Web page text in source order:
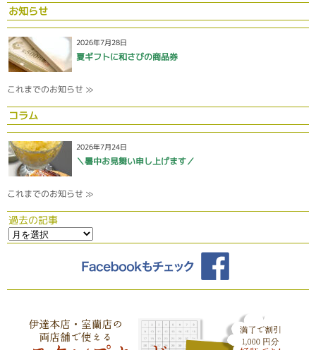
お知らせ
2026年7月28日
夏ギフトに和さびの商品券
これまでのお知らせ ≫
コラム
2026年7月24日
＼暑中お見舞い申し上げます／
これまでのお知らせ ≫
過去の記事